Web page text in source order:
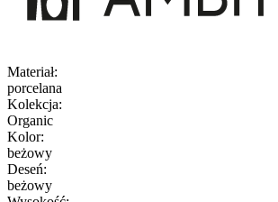
Materiał:
porcelana
Kolekcja:
Organic
Kolor:
beżowy
Deseń:
beżowy